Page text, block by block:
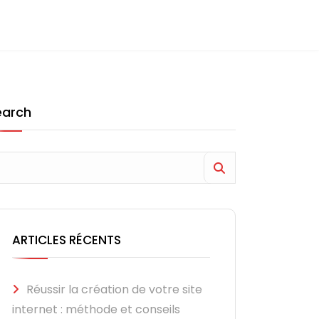
ARTICLES RÉCENTS
Réussir la création de votre site
internet : méthode et conseils